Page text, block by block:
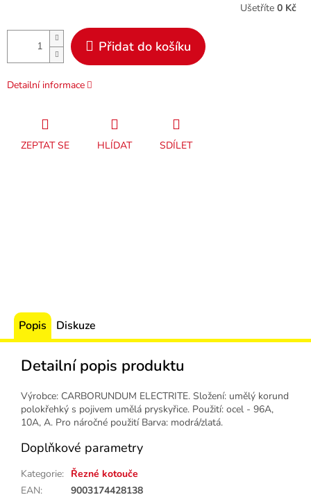
Ušetříte 0 Kč
Přidat do košíku
Detailní informace
ZEPTAT SE HLÍDAT SDÍLET
Popis Diskuze
Detailní popis produktu
Výrobce: CARBORUNDUM ELECTRITE. Složení: umělý korund
polokřehký s pojivem umělá pryskyřice. Použití: ocel - 96A,
10A, A. Pro náročné použití Barva: modrá/zlatá.
Doplňkové parametry
Kategorie: Řezné kotouče
EAN: 9003174428138